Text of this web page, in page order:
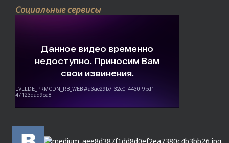
Социальные сервисы